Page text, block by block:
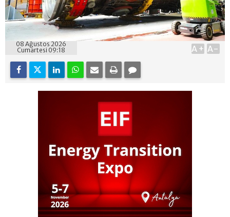
08 Ağustos 2026
Cumartesi 09:18
A+ A-